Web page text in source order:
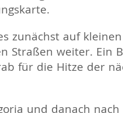
zunächst auf kleinen
Straßen weiter. Ein
für die Hitze der
und danach